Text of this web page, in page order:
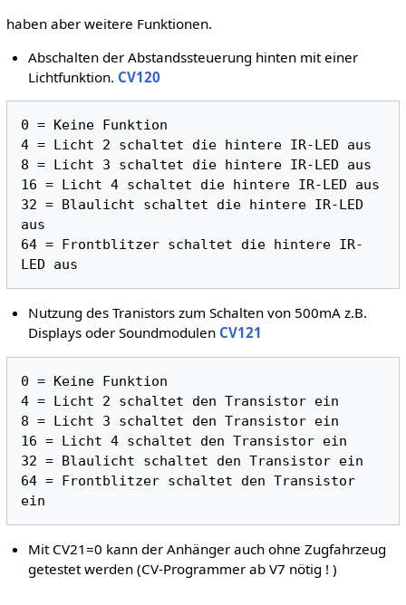
haben aber weitere Funktionen.
Abschalten der Abstandssteuerung hinten mit einer
Lichtfunktion. CV120
0 = Keine Funktion
4 = Licht 2 schaltet die hintere IR-LED aus
8 = Licht 3 schaltet die hintere IR-LED aus
16 = Licht 4 schaltet die hintere IR-LED aus
32 = Blaulicht schaltet die hintere IR-LED
aus
64 = Frontblitzer schaltet die hintere IR-
Nutzung des Tranistors zum Schalten von 500mA z.B.
Displays oder Soundmodulen CV121
0 = Keine Funktion
4 = Licht 2 schaltet den Transistor ein
8 = Licht 3 schaltet den Transistor ein
16 = Licht 4 schaltet den Transistor ein
32 = Blaulicht schaltet den Transistor ein
64 = Frontblitzer schaltet den Transistor
Mit CV21=0 kann der Anhänger auch ohne Zugfahrzeug
getestet werden (CV-Programmer ab V7 nötig ! )